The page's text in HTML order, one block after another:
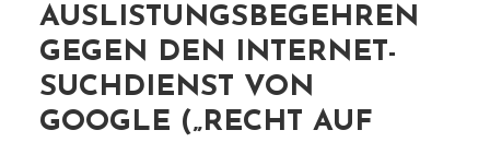
AUSLISTUNGSBEGEHREN
GEGEN DEN INTERNET-
SUCHDIENST VON
GOOGLE („RECHT AUF